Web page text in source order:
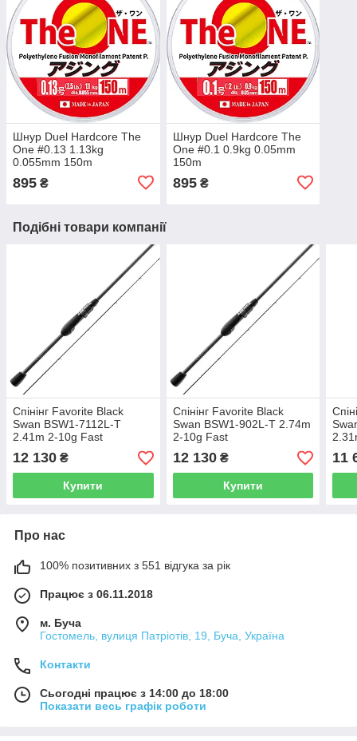
Шнур Duel Hardcore The
One #0.13 1.13kg
0.055mm 150m
895 ₴
Шнур Duel Hardcore The
One #0.1 0.9kg 0.05mm
150m
895₴
Подібні товари компанії
Спінінг Favorite Black
Swan BSW1-7112L-T
2.41m 2-10g Fast
12 130 ₴
Купити
Спінінг Favorite Black
Swan BSW1-902L-T 2.74m
2-10g Fast
12 130₴
Купити
11
Про нас
100% позитивних з 551 відгука за рік
Працює з 06.11.2018
м. Буча
Гостомель, вулиця Патріотів, 19, Буча, Україна
Контакти
Сьогодні працює з 14:00 до 18:00
Показати весь графік роботи